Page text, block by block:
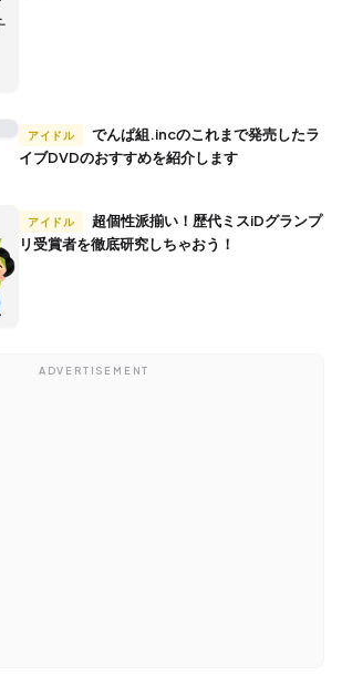
アイドル
イブDVDのおすすめを紹介します
アイドル
リ受賞者を徹底研究しちゃおう！
ADVERTISEMENT